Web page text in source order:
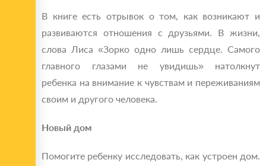
В книге есть отрывок о том, как возникают и
развиваются отношения с друзьями. В жизни,
слова Лиса «Зорко одно лишь сердце. Самого
главного глазами не увидишь» натолкнут
ребенка на внимание к чувствам и переживаниям
своим и другого человека.
Новый дом
Помогите ребенку исследовать, как устроен дом.